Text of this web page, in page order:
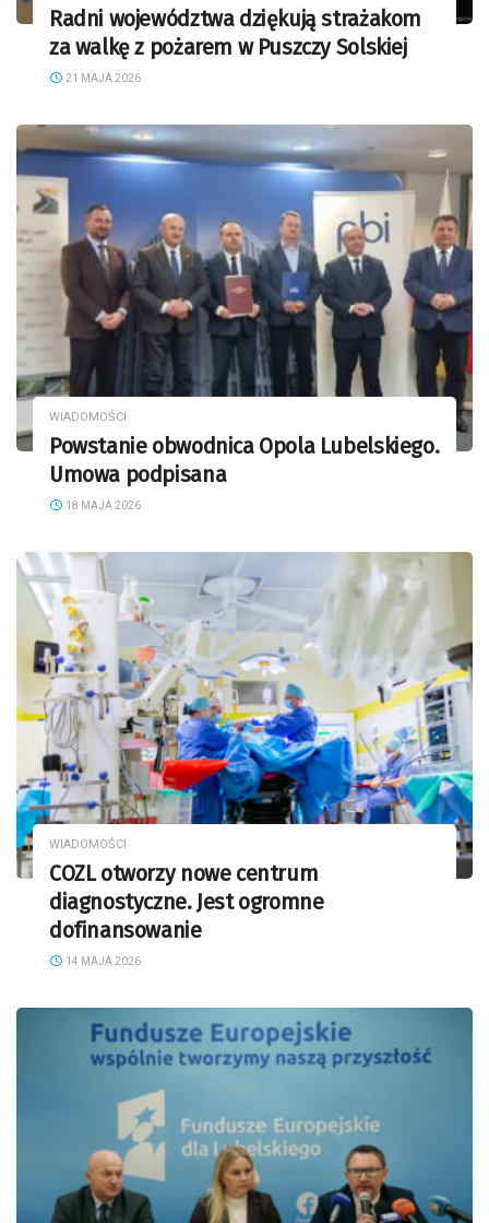
Radni województwa dziękują strażakom
za walkę z pożarem w Puszczy Solskiej
21 MAJA 2026
WIADOMOŚCI
Powstanie obwodnica Opola Lubelskiego.
Umowa podpisana
18 MAJA 2026
WIADOMOŚCI
COZL otworzy nowe centrum
diagnostyczne. Jest ogromne
dofinansowanie
14 MAJA 2026